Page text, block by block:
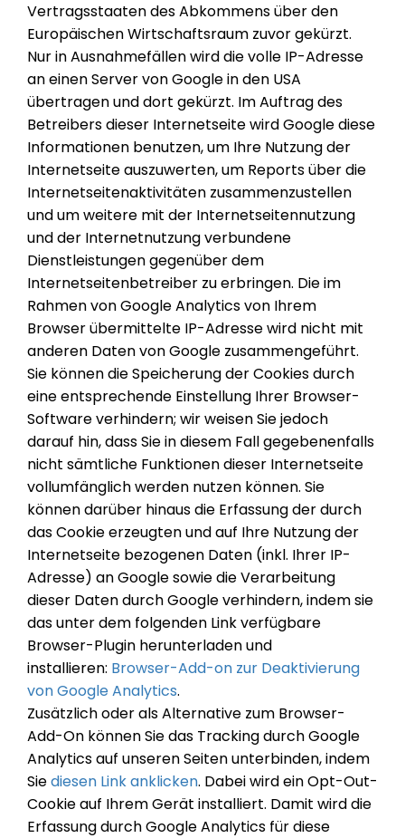
Vertragsstaaten des Abkommens über den
Europäischen Wirtschaftsraum zuvor gekürzt.
Nur in Ausnahmefällen wird die volle IP-Adresse
an einen Server von Google in den USA
übertragen und dort gekürzt. Im Auftrag des
Betreibers dieser Internetseite wird Google diese
Informationen benutzen, um Ihre Nutzung der
Internetseite auszuwerten, um Reports über die
Internetseitenaktivitäten zusammenzustellen
und um weitere mit der Internetseitennutzung
und der Internetnutzung verbundene
Dienstleistungen gegenüber dem
Internetseitenbetreiber zu erbringen. Die im
Rahmen von Google Analytics von Ihrem
Browser übermittelte IP-Adresse wird nicht mit
anderen Daten von Google zusammengeführt.
Sie können die Speicherung der Cookies durch
eine entsprechende Einstellung Ihrer Browser-
Software verhindern; wir weisen Sie jedoch
darauf hin, dass Sie in diesem Fall gegebenenfalls
nicht sämtliche Funktionen dieser Internetseite
vollumfänglich werden nutzen können. Sie
können darüber hinaus die Erfassung der durch
das Cookie erzeugten und auf Ihre Nutzung der
Internetseite bezogenen Daten (inkl. Ihrer IP-
Adresse) an Google sowie die Verarbeitung
dieser Daten durch Google verhindern, indem sie
das unter dem folgenden Link verfügbare
Browser-Plugin herunterladen und
installieren: Browser-Add-on zur Deaktivierung
von Google Analytics.
Zusätzlich oder als Alternative zum Browser-
Add-On können Sie das Tracking durch Google
Analytics auf unseren Seiten unterbinden, indem
Siediesen Link anklicken. Dabei wird ein Opt-Out-
Cookie auf Ihrem Gerät installiert. Damit wird die
Erfassung durch Google Analytics für diese